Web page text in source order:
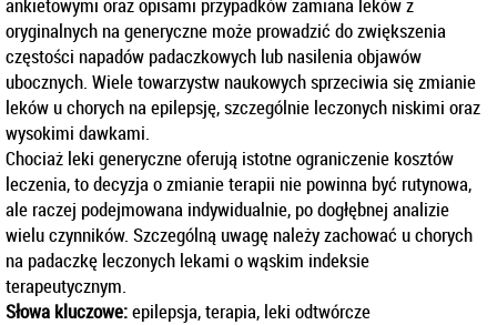
oryginalnych na generyczne może prowadzić do zwiększenia
częstości napadów padaczkowych lub nasilenia objawów
ubocznych. Wiele towarzystw naukowych sprzeciwia się zmianie
leków u chorych na epilepsję, szczególnie leczonych niskimi oraz
wysokimi dawkami.
Chociaż leki generyczne oferują istotne ograniczenie kosztów
leczenia, to decyzja o zmianie terapii nie powinna być rutynowa,
ale raczej podejmowana indywidualnie, po dogłębnej analizie
wielu czynników. Szczególną uwagę należy zachować u chorych
na padaczkę leczonych lekami o wąskim indeksie
terapeutycznym.
Słowa kluczowe:epilepsja, terapia, leki odtwórcze